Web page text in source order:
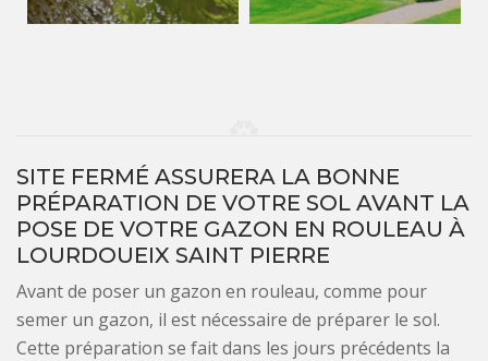
SITE FERMÉ ASSURERA LA BONNE
PRÉPARATION DE VOTRE SOL AVANT LA
POSE DE VOTRE GAZON EN ROULEAU À
LOURDOUEIX SAINT PIERRE
Avant de poser un gazon en rouleau, comme pour
semer un gazon, il est nécessaire de préparer le sol.
Cette préparation se fait dans les jours précédents la